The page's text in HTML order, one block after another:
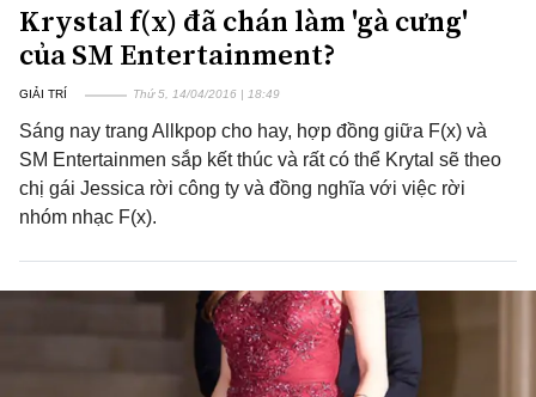
Krystal f(x) đã chán làm 'gà cưng'
của SM Entertainment?
GIẢI TRÍ Thứ 5, 14/04/2016 | 18:49
Sáng nay trang Allkpop cho hay, hợp đồng giữa F(x) và
SM Entertainmen sắp kết thúc và rất có thể Krytal sẽ theo
chị gái Jessica rời công ty và đồng nghĩa với việc rời
nhóm nhạc F(x).